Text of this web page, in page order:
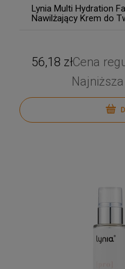
Lynia Multi Hydration
Nawilżający Krem do
56,18 złCena